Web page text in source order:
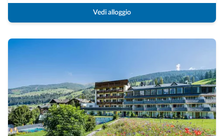
Vedi alloggio